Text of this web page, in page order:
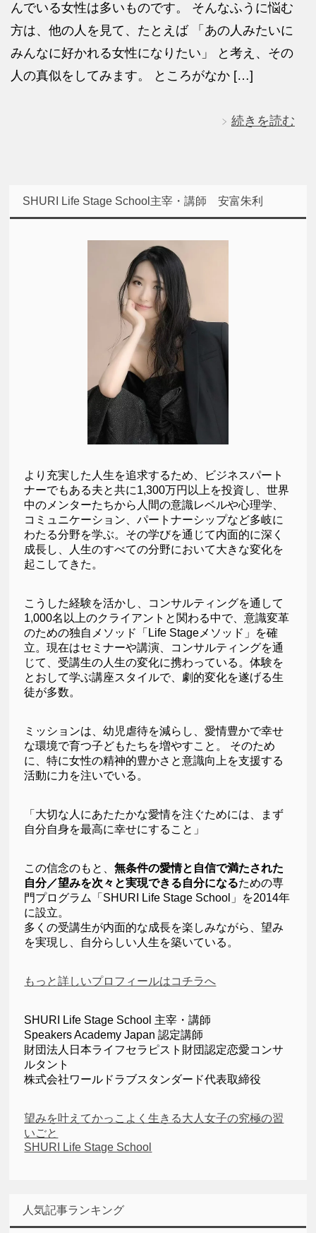
んでいる女性は多いものです。 そんなふうに悩む
方は、他の人を見て、たとえば 「あの人みたいに
みんなに好かれる女性になりたい」 と考え、その
人の真似をしてみます。 ところがなか […]
続きを読む
SHURI Life Stage School主宰・講師 安富朱利
より充実した人生を追求するため、ビジネスパート
ナーでもある夫と共に1,300万円以上を投資し、世界
中のメンターたちから人間の意識レベルや心理学、
コミュニケーション、パートナーシップなど多岐に
わたる分野を学ぶ。その学びを通じて内面的に深く
成長し、人生のすべての分野において大きな変化を
起こしてきた。
こうした経験を活かし、コンサルティングを通して
1,000名以上のクライアントと関わる中で、意識変革
のための独自メソッド「Life Stageメソッド」を確
立。現在はセミナーや講演、コンサルティングを通
じて、受講生の人生の変化に携わっている。体験を
とおして学ぶ講座スタイルで、劇的変化を遂げる生
徒が多数。
ミッションは、幼児虐待を減らし、愛情豊かで幸せ
な環境で育つ子どもたちを増やすこと。 そのため
に、特に女性の精神的豊かさと意識向上を支援する
活動に力を注いでいる。
「大切な人にあたたかな愛情を注ぐためには、まず
自分自身を最高に幸せにすること」
この信念のもと、無条件の愛情と自信で満たされた
自分／望みを次々と実現できる自分になるための専
門プログラム「SHURI Life Stage School」を2014年
に設立。
多くの受講生が内面的な成長を楽しみながら、望み
を実現し、自分らしい人生を築いている。
もっと詳しいプロフィールはコチラへ
SHURI Life Stage School 主宰・講師
Speakers Academy Japan 認定講師
財団法人日本ライフセラピスト財団認定恋愛コンサ
ルタント
株式会社ワールドラブスタンダード代表取締役
望みを叶えてかっこよく生きる大人女子の究極の習
いごと
SHURI Life Stage School
人気記事ランキング